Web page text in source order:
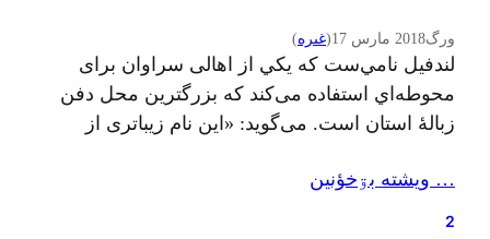
ورگ2018 مارس 17 (غىره)
لندفیل نامي‌ست که یکي از اهالی سراوان برای
محوطه‌اي استفاده می‌کند که بزرگترین محل دفن
زبالۀ استان است. می‌گوید: «این نام زیباتری از
می‌گویند.» بالاخره وقتي بیش از سی سال یکي از
مناطق جنگلی استان را به محل دفن زباله‌ها تبدیل
… ويشته بۊخؤنين
2